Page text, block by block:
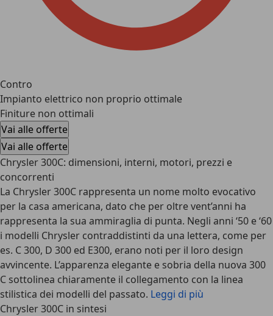
Contro
Impianto elettrico non proprio ottimale
Finiture non ottimali
Vai alle offerte
Vai alle offerte
Chrysler 300C: dimensioni, interni, motori, prezzi e
concorrenti
La Chrysler 300C rappresenta un nome molto evocativo
per la casa americana, dato che per oltre vent’anni ha
rappresenta la sua ammiraglia di punta. Negli anni ‘50 e ‘60
i modelli Chrysler contraddistinti da una lettera, come per
es. C 300, D 300 ed E300, erano noti per il loro design
avvincente. L’apparenza elegante e sobria della nuova 300
C sottolinea chiaramente il collegamento con la linea
stilistica dei modelli del passato. Leggi di più
Chrysler 300C in sintesi